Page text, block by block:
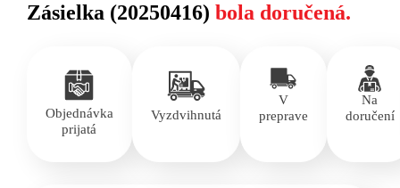
Zásielka (20250416) bola doručená.
Objednávka
prijatá
Vyzdvihnutá
V
preprave
Na
doručení